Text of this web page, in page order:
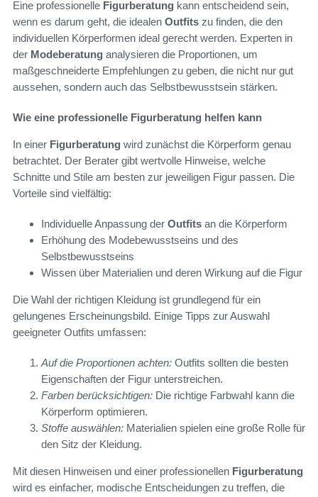
Eine professionelle Figurberatung kann entscheidend sein,
wenn es darum geht, die idealen Outfits zu finden, die den
individuellen Körperformen ideal gerecht werden. Experten in
der Modeberatung analysieren die Proportionen, um
maßgeschneiderte Empfehlungen zu geben, die nicht nur gut
aussehen, sondern auch das Selbstbewusstsein stärken.
Wie eine professionelle Figurberatung helfen kann
In einer Figurberatung wird zunächst die Körperform genau
betrachtet. Der Berater gibt wertvolle Hinweise, welche
Schnitte und Stile am besten zur jeweiligen Figur passen. Die
Vorteile sind vielfältig:
Individuelle Anpassung der Outfits an die Körperform
Erhöhung des Modebewusstseins und des
Selbstbewusstseins
Wissen über Materialien und deren Wirkung auf die Figur
Die Wahl der richtigen Kleidung ist grundlegend für ein
gelungenes Erscheinungsbild. Einige Tipps zur Auswahl
geeigneter Outfits umfassen:
Auf die Proportionen achten: Outfits sollten die besten
Eigenschaften der Figur unterstreichen.
Farben berücksichtigen: Die richtige Farbwahl kann die
Körperform optimieren.
Stoffe auswählen: Materialien spielen eine große Rolle für
den Sitz der Kleidung.
Mit diesen Hinweisen und einer professionellen Figurberatung
wird es einfacher, modische Entscheidungen zu treffen, die